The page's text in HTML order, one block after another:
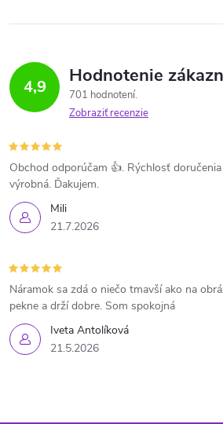
4,9 Hodnotenie
701 hodnotení
Zobraziť recenzie
Mili
21.7.2026
Obchod odporúčam 👍. Rýchlosť
výrobná. Ďakujem.
Iveta Antolíková
21.5.2026
Náramok sa zdá o niečo tmavší ako na
pekne a drží dobre. Som spokojná